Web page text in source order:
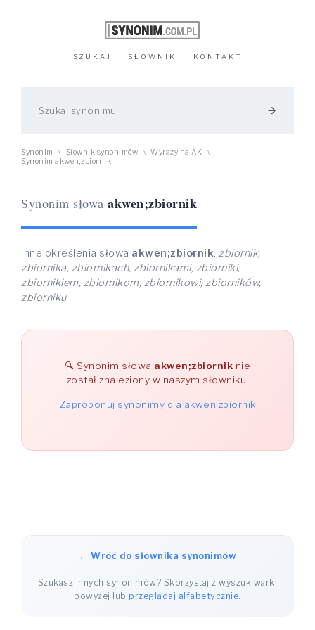
SZUKAJ SŁOWNIK KONTAKT
arrow_forward
Synonim \ Słownik synonimów \ Wyrazy na AK \
Synonim akwen;zbiornik
Synonim słowa akwen;zbiornik
Inne określenia słowa akwen;zbiornik: zbiornik,
zbiornika, zbiornikach, zbiornikami, zbiorniki,
zbiornikiem, zbiornikom, zbiornikowi, zbiorników,
zbiorniku
Synonim słowa akwen;zbiornik nie
został znaleziony w naszym słowniku.
Zaproponuj synonimy dla akwen;zbiornik
← Wróć do słownika synonimów
Szukasz innych synonimów? Skorzystaj z wyszukiwarki
powyżej lubprzeglądaj alfabetycznie.